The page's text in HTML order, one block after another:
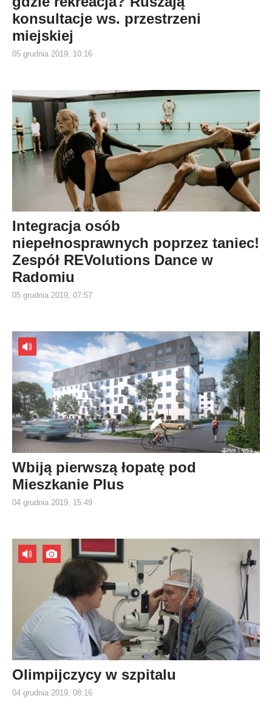
konsultacje ws. przestrzeni
miejskiej
05 grudnia 2019, 10:16
Integracja osób
niepełnosprawnych poprzez taniec!
Zespół REVolutions Dance w
Radomiu
05 grudnia 2019, 07:57
Wbiją pierwszą łopatę pod
Mieszkanie Plus
04 grudnia 2019, 15:49
Olimpijczycy w szpitalu
04 grudnia 2019, 08:16